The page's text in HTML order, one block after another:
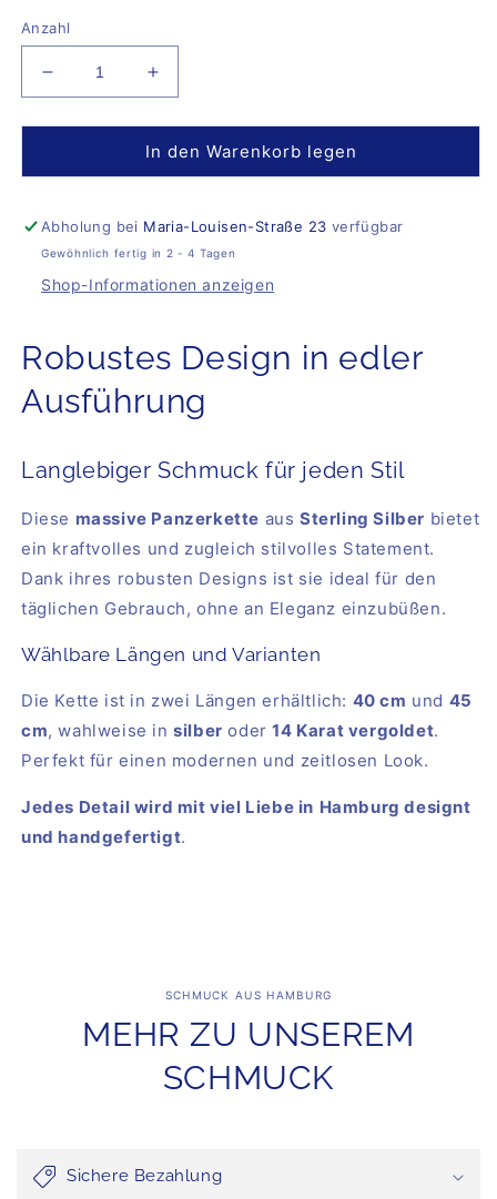
Anzahl
Verringere
die
Menge
Necklace
Erhöhe
die
Menge
für
Necklace
In den Warenkorb legen
Abholung bei Maria-Louisen-Straße 23 verfügbar
Gewöhnlich fertig in 2 - 4 Tagen
Shop-Informationen anzeigen
Robustes Design in edler
Ausführung
Langlebiger Schmuck für jeden Stil
Diese massive Panzerkette ausSterling Silber bietet
ein kraftvolles und zugleich stilvolles Statement.
Dank ihres robusten Designs ist sie ideal für den
täglichen Gebrauch, ohne an Eleganz einzubüßen.
Wählbare Längen und Varianten
Die Kette ist in zwei Längen erhältlich: 40 cm und 45
cm, wahlweise insilber oder14 Karat vergoldet.
Perfekt für einen modernen und zeitlosen Look.
Jedes Detail wird mit viel Liebe in Hamburg designt
und handgefertigt.
SCHMUCK AUS HAMBURG
MEHR ZU UNSEREM
SCHMUCK
Sichere Bezahlung